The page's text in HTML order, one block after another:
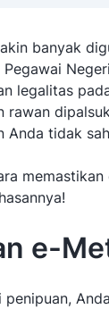
banyak
legalitas
rawan
Anda tidak
e-
penipuan,